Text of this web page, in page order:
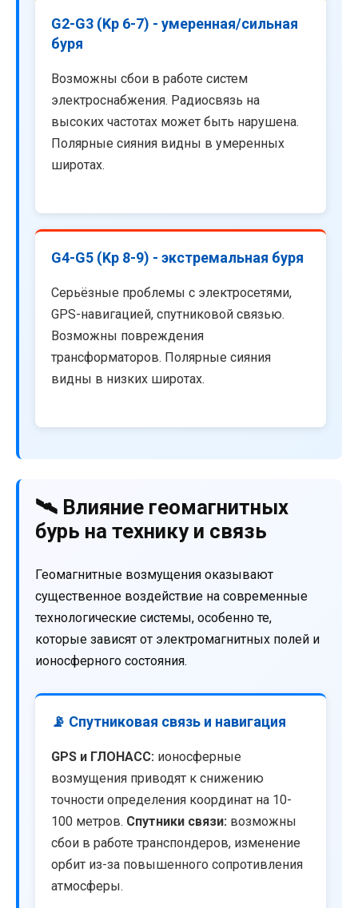
G2-G3 (Kp 6-7) - умеренная/сильная
буря
Возможны сбои в работе систем
электроснабжения. Радиосвязь на
высоких частотах может быть нарушена.
Полярные сияния видны в умеренных
широтах.
G4-G5 (Kp 8-9) - экстремальная буря
Серьёзные проблемы с электросетями,
GPS-навигацией, спутниковой связью.
Возможны повреждения
трансформаторов. Полярные сияния
видны в низких широтах.
🛰️ Влияние геомагнитных
бурь на технику и связь
Геомагнитные возмущения оказывают
существенное воздействие на современные
технологические системы, особенно те,
которые зависят от электромагнитных полей и
ионосферного состояния.
📡 Спутниковая связь и навигация
GPS и ГЛОНАСС: ионосферные
возмущения приводят к снижению
точности определения координат на 10-
100 метров. Спутники связи: возможны
сбои в работе транспондеров, изменение
орбит из-за повышенного сопротивления
атмосферы.